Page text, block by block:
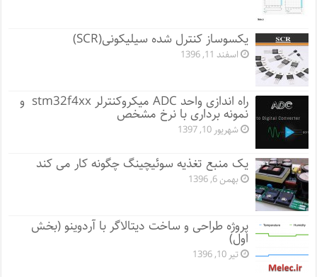
یکسوساز کنترل شده سیلیکونی(SCR)
اسفند 11, 1396
راه اندازی واحد ADC میکروکنترلر stm32f4xx و
نمونه برداری با نرخ مشخص
شهریور 10, 1397
یک منبع تغذیه سوئیچینگ چگونه کار می کند
بهمن 6, 1396
پروژه طراحی و ساخت دیتالاگر با آردوینو (بخش
اول)
تیر 10, 1396